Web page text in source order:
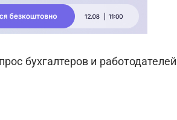
бухгалтеров и работодателей